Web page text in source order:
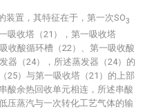
装置，其特征在于，第一次SO3
吸收塔（21），第一吸收塔
收酸循环槽（22）、第一吸收酸
器（24），所述蒸发器（24）的
25）与第一吸收塔（21）的上部
酸余热回收单元相连，所述串酸
压蒸汽与一次转化工艺气体的输